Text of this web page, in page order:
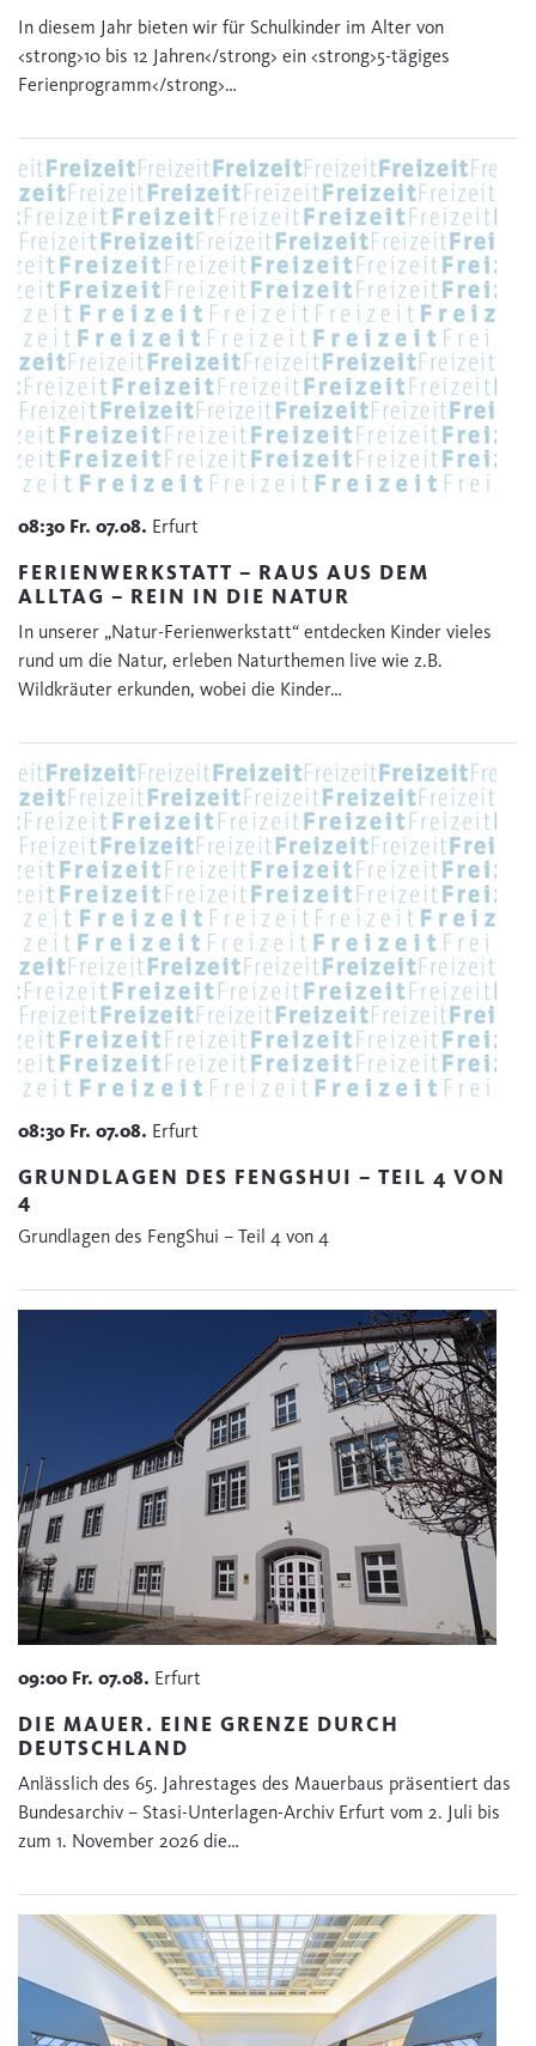
In diesem Jahr bieten wir für Schulkinder im Alter von
<strong>10 bis 12 Jahren</strong> ein <strong>5-tägiges
Ferienprogramm</strong>…
08:30 Fr. 07.08. Erfurt
FERIENWERKSTATT – RAUS AUS DEM
ALLTAG – REIN IN DIE NATUR
In unserer „Natur-Ferienwerkstatt“ entdecken Kinder vieles
rund um die Natur, erleben Naturthemen live wie z.B.
Wildkräuter erkunden, wobei die Kinder…
08:30 Fr. 07.08. Erfurt
GRUNDLAGEN DES FENGSHUI – TEIL 4 VON
4
Grundlagen des FengShui – Teil 4 von 4
09:00 Fr. 07.08. Erfurt
DIE MAUER. EINE GRENZE DURCH
DEUTSCHLAND
Anlässlich des 65. Jahrestages des Mauerbaus präsentiert das
Bundesarchiv – Stasi-Unterlagen-Archiv Erfurt vom 2. Juli bis
zum 1. November 2026 die…